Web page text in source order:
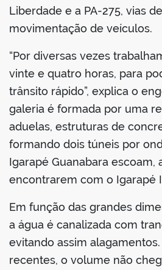
Liberdade e a PA-275, vias
movimentação de veículos.
“Por diversas vezes
vinte e quatro horas, para
trânsito rápido”, explica o
galeria é formada por uma
aduelas, estruturas de
formando dois túneis por
Igarapé Guanabara escoam,
encontrarem com o Igarapé
Em função das grandes
a água é canalizada com
evitando assim
recentes, o volume não